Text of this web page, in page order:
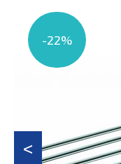
-22%